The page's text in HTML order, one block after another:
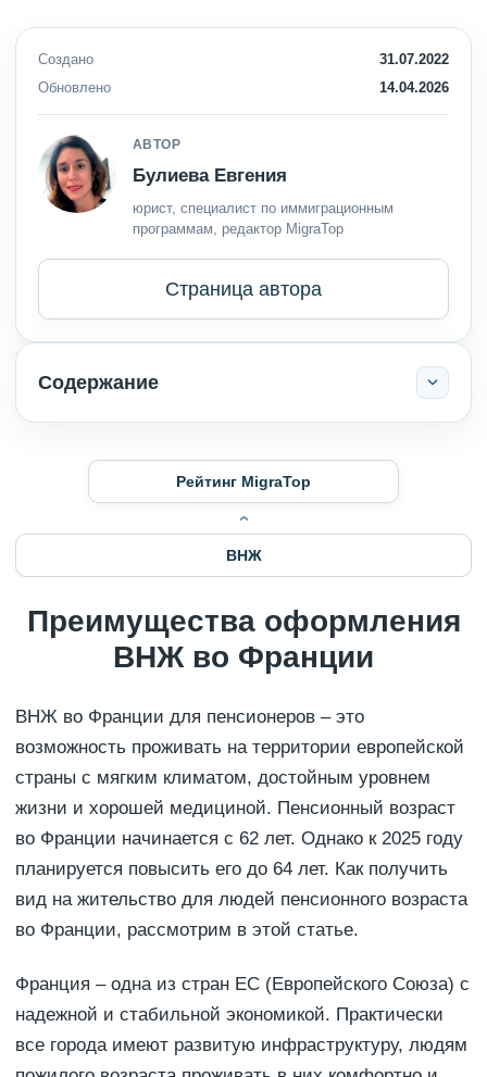
Создано
31.07.2022
Обновлено
14.04.2026
АВТОР
Булиева Евгения
юрист, специалист по иммиграционным
программам, редактор MigraTop
Страница автора
Содержание
Рейтинг MigraTop
ВНЖ
Преимущества оформления
ВНЖ во Франции
ВНЖ во Франции для пенсионеров – это
возможность проживать на территории европейской
страны с мягким климатом, достойным уровнем
жизни и хорошей медициной. Пенсионный возраст
во Франции начинается с 62 лет. Однако к 2025 году
планируется повысить его до 64 лет. Как получить
вид на жительство для людей пенсионного возраста
во Франции, рассмотрим в этой статье.
Франция – одна из стран ЕС (Европейского Союза) с
надежной и стабильной экономикой. Практически
все города имеют развитую инфраструктуру, людям